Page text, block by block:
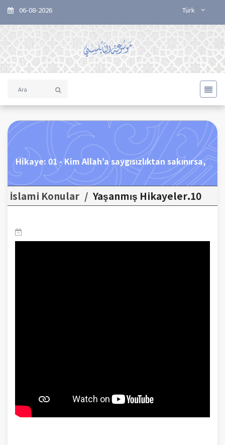
06-08-2026 Türk
Hikaye: 01 - Kim Allah’a saygısızlıktan sakınırsa,
Allah ona bir çıkış yolu gösterir
İslami Konular / 10.Yaşanmış Hikayeler